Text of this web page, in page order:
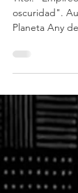
Títol:
Planeta Any
pàgines: 896
Sangre" i
díhuit mesos
clar que ja
prendre
enemics
seues pròpie